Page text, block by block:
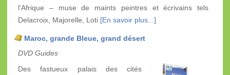
l’Afrique – muse de maints peintres et écrivains tels
Delacroix, Majorelle, Loti [En savoir plus...]
Maroc, grande Bleue, grand désert
DVD Guides
Des fastueux palais des cités